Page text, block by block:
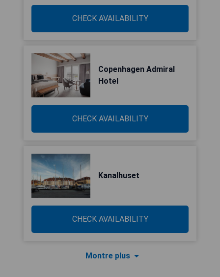
CHECK AVAILABILITY
Copenhagen Admiral
Hotel
CHECK AVAILABILITY
Kanalhuset
CHECK AVAILABILITY
Montre plus